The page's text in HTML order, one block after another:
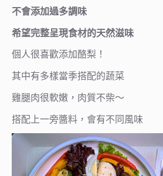
不會添加過多調味
希望完整呈現食材的天然滋味
個人很喜歡添加酪梨！
其中有多樣當季搭配的蔬菜
雞腿肉很軟嫩，肉質不柴～
搭配上一旁醬料，會有不同風味